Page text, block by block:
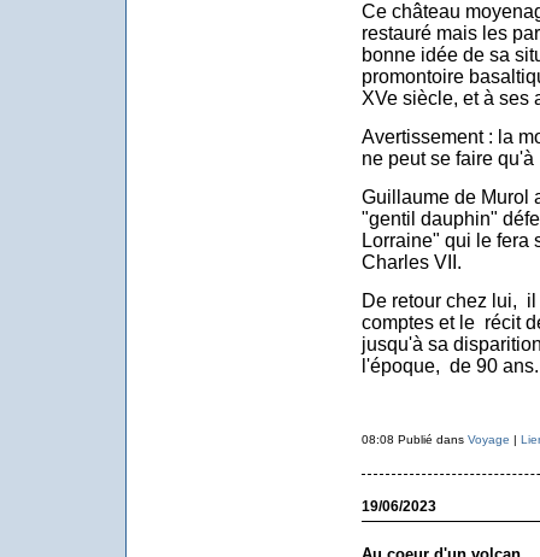
Ce château
restauré mais les
bonne idée de sa
promontoire
XVe siècle, et à ses
Avertissement : la
ne peut se faire qu'à
Guillaume de Murol
"gentil dauphin"
Lorraine" qui le fera
Charles VII.
De retour chez lui,
comptes et le récit
jusqu'à sa
l'époque, de 90
08:08 Publié dans Voyage |
19/06/2023